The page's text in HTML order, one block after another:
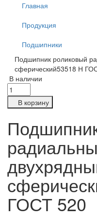
Главная
Продукция
Подшипники
Подшипник роликовый
сферический53518 Н
В наличии
В корзину
ГОСТ 520